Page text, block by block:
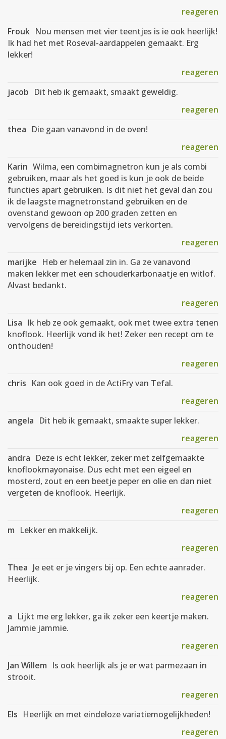
reageren
Frouk Nou mensen met vier teentjes is ie ook heerlijk!
Ik had het met Roseval-aardappelen gemaakt. Erg
lekker!
reageren
jacob Dit heb ik gemaakt, smaakt geweldig.
reageren
thea Die gaan vanavond in de oven!
reageren
Karin Wilma, een combimagnetron kun je als combi
gebruiken, maar als het goed is kun je ook de beide
functies apart gebruiken. Is dit niet het geval dan zou
ik de laagste magnetronstand gebruiken en de
ovenstand gewoon op 200 graden zetten en
vervolgens de bereidingstijd iets verkorten.
reageren
marijke Heb er helemaal zin in. Ga ze vanavond
maken lekker met een schouderkarbonaatje en witlof.
Alvast bedankt.
reageren
Lisa Ik heb ze ook gemaakt, ook met twee extra tenen
knoflook. Heerlijk vond ik het! Zeker een recept om te
onthouden!
reageren
chris Kan ook goed in de ActiFry van Tefal.
reageren
angela Dit heb ik gemaakt, smaakte super lekker.
reageren
andra Deze is echt lekker, zeker met zelfgemaakte
knoflookmayonaise. Dus echt met een eigeel en
mosterd, zout en een beetje peper en olie en dan niet
vergeten de knoflook. Heerlijk.
reageren
m Lekker en makkelijk.
reageren
Thea Je eet er je vingers bij op. Een echte aanrader.
Heerlijk.
reageren
a Lijkt me erg lekker, ga ik zeker een keertje maken.
Jammie jammie.
reageren
Jan Willem Is ook heerlijk als je er wat parmezaan in
strooit.
reageren
Els Heerlijk en met eindeloze variatiemogelijkheden!
reageren